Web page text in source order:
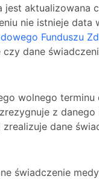
aktualizowana
nie istnieje
Funduszu
dane
wolnego terminu
z
dane
świadczenie